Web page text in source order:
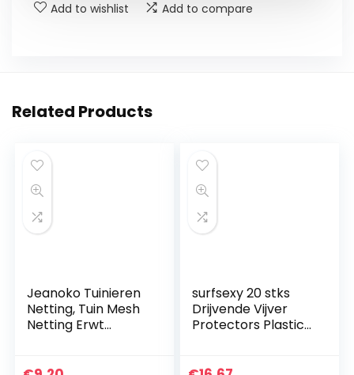
Add to wishlist Add to compare
Related Products
Jeanoko Tuinieren
Netting, Tuin Mesh
Netting Erwt
surfsexy 20 stks
Drijvende Vijver
Protectors Plastic